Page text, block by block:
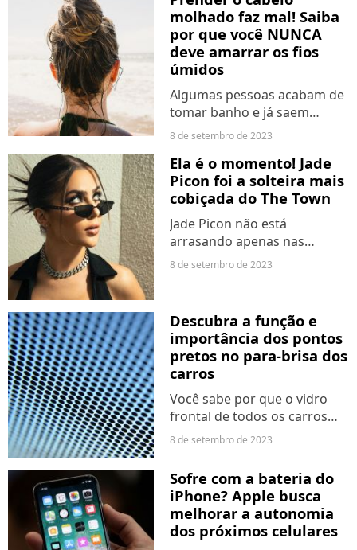
registros ao lado do
namorado, que é produtor
musical e...
molhado faz mal! Saiba
por que você NUNCA
deve amarrar os fios
úmidos
Algumas pessoas acabam de
tomar banho e já saem
prendendo o cabelo, seja
algum compromisso ou por
costume. Porém, saiba que
isso pode trazer muitos
danos...
8 de setembro de 2023
Ela é o momento! Jade
Picon foi a solteira mais
cobiçada do The Town
Jade Picon não está
arrasando apenas nas
telinhas, mas também em
The Town foi o lugar que ela
escolheu para começar.
Segundo...
8 de setembro de 2023
Descubra a função e
importância dos pontos
pretos no para-brisa dos
carros
Você sabe por que o vidro
frontal de todos os carros
modernos possui essa série
e como eles contribuem para
o funcionamento geral do
veículo?
8 de setembro de 2023
Sofre com a bateria do
iPhone? Apple busca
melhorar a autonomia
dos próximos celulares